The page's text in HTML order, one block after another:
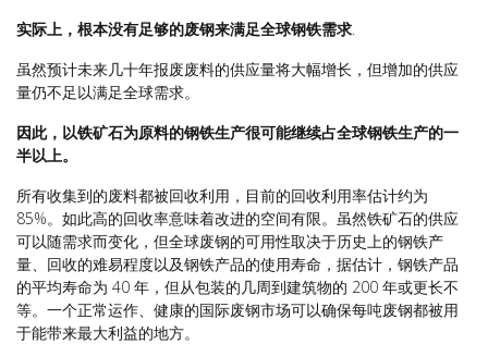
实际上，根本没有足够的废钢来满足全球钢铁需求.
虽然预计未来几十年报废废料的供应量将大幅增长 ，但增加的供应
量仍不足以满足全球需求。
因此，以铁矿石为原料的钢铁生产很可能继续占全球钢铁生产的一
半以上。
所有收集到的废料都被回收利用 ，目前的回收利用率估计约为
85%。如此高的回收率意味着改进的空间有限。虽然铁矿石的供应
可以随需求而变化，但全球废钢的可用性取决于历史上的钢铁产
量、回收的难易程度以及钢铁产品的使用寿命，据估计，钢铁产品
的平均寿命为 40 年，但从包装的几周到建筑物的 200 年或更长不
等。一个正常运作、健康的国际废钢市场可以确保每吨废钢都被用
于能带来最大利益的地方。